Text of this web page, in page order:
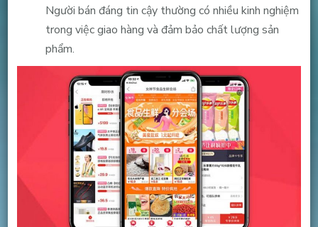
Người bán đáng tin cậy thường có nhiều kinh nghiệm
trong việc giao hàng và đảm bảo chất lượng sản
phẩm.